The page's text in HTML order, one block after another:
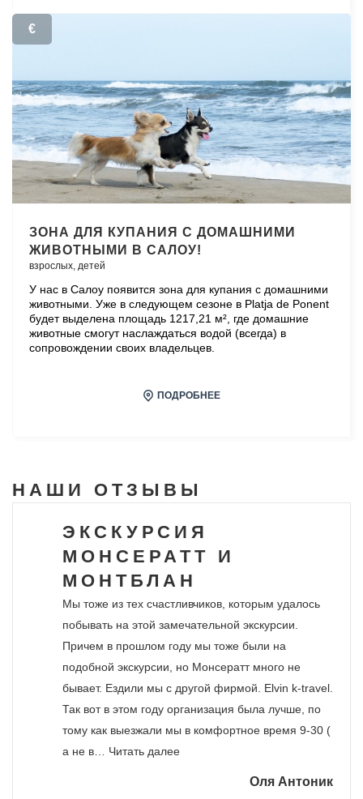
€
ЗОНА ДЛЯ КУПАНИЯ С ДОМАШНИМИ
ЖИВОТНЫМИ В САЛОУ!
взрослых, детей
У нас в Салоу появится зона для купания с домашними
животными. Уже в следующем сезоне в Platja de Ponent
будет выделена площадь 1217,21 м², где домашние
животные смогут наслаждаться водой (всегда) в
сопровождении своих владельцев.
ПОДРОБНЕЕ
НАШИ ОТЗЫВЫ
ЭКСКУРСИЯ
МОНСЕРАТТ И
МОНТБЛАН
Мы тоже из тех счастливчиков, которым удалось
побывать на этой замечательной экскурсии.
Причем в прошлом году мы тоже были на
подобной экскурсии, но Монсератт много не
бывает. Ездили мы с другой фирмой. Elvin k-travel.
Так вот в этом году организация была лучше, по
тому как выезжали мы в комфортное время 9-30 (
а не в… Читать далее«Экскурсия Монсератт и
Оля Антоник